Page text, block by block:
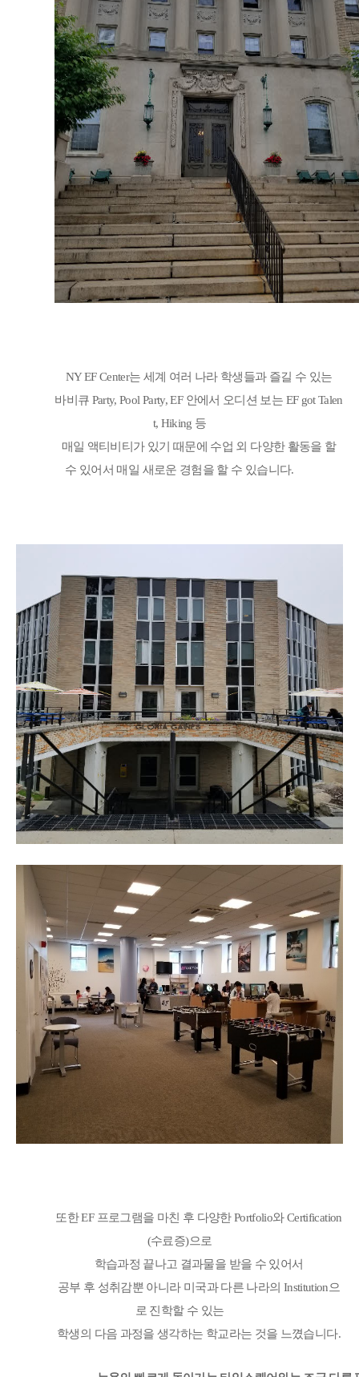
NY EF Center는 세계 여러 나라 학생들과 즐길 수 있는
바비큐 Party, Pool Party, EF 안에서 오디션 보는 EF got Talen
t, Hiking 등
매일 액티비티가 있기 때문에 수업 외 다양한 활동을 할
수 있어서 매일 새로운 경험을 할 수 있습니다.
또한EF 프로그램을 마친 후 다양한Portfolio와Certification
(수료증)으로
학습과정 끝나고 결과물을 받을 수 있어서
공부 후 성취감뿐 아니라 미국과 다른 나라의 Institution으
로 진학할 수 있는
학생의 다음 과정을 생각하는 학교라는 것을 느꼈습니다.